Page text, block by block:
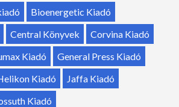
Bioenergetic Kiadó
Central Könyvek
Corvina Kiadó
Kiadó
General Press Kiadó
Kiadó
Jaffa Kiadó
Kiadó